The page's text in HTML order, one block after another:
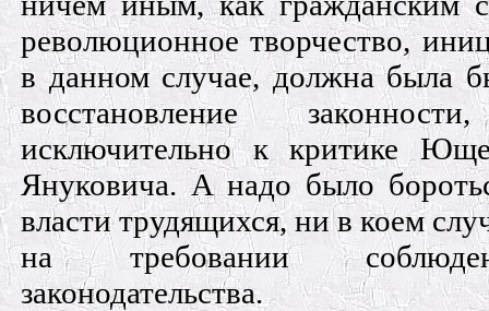
революционное творчество,
в данном случае, должна была
восстановление
исключительно к критике
Януковича. А надо было
власти трудящихся, ни в коем
на требовании
законодательства.